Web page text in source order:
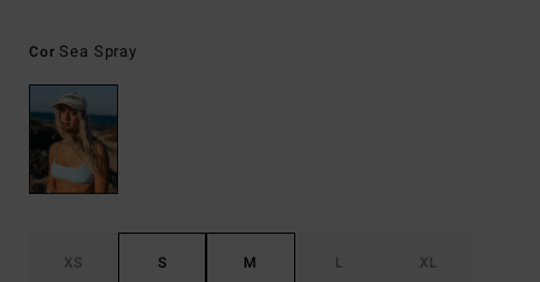
Cor Sea Spray
XS S M L XL